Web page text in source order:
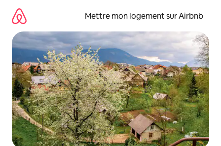
directement
contenu
Mettre mon logement sur Airbnb